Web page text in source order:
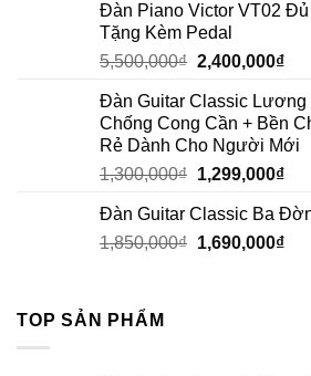
Đàn Piano Victor VT02
Tặng Kèm Pedal
5,500,000₫ 2,400,000₫
Đàn Guitar Classic Lương
Chống Cong Cần + Bền
Rẻ Dành Cho Người Mới
1,300,000₫ 1,299,000₫
Đàn Guitar Classic Ba
1,850,000₫ 1,690,000₫
TOP SẢN PHẨM